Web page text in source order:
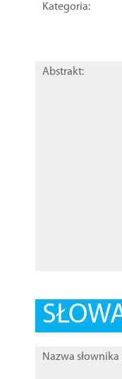
Kategoria:
Abstrakt:
Nazwa